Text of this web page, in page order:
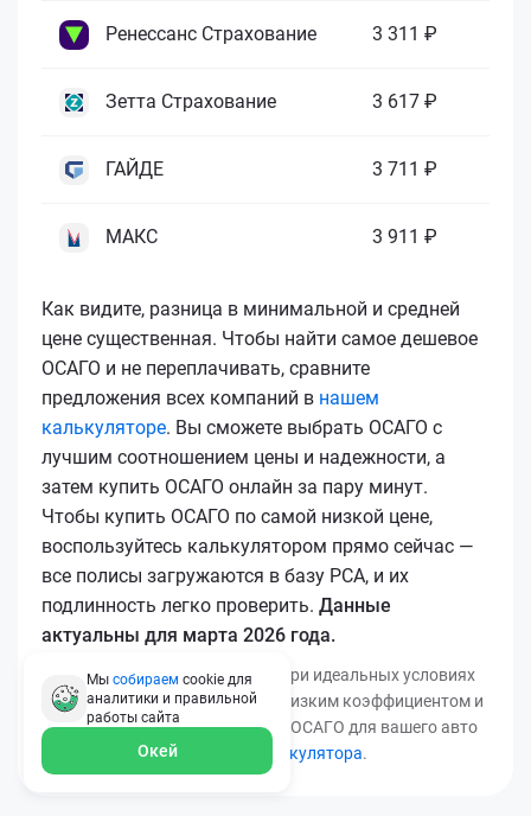
Ренессанс Страхование 3 311 ₽
Зетта Страхование 3 617 ₽
ГАЙДЕ 3 711 ₽
МАКС 3 911 ₽
Как видите, разница в минимальной и средней
цене существенная. Чтобы найти самое дешевое
ОСАГО и не переплачивать, сравните
предложения всех компаний в нашем
калькуляторе. Вы сможете выбрать ОСАГО с
лучшим соотношением цены и надежности, а
затем купить ОСАГО онлайн за пару минут.
Чтобы купить ОСАГО по самой низкой цене,
воспользуйтесь калькулятором прямо сейчас —
все полисы загружаются в базу РСА, и их
подлинность легко проверить. Данные
актуальны для марта 2026 года.
*Минимальная цена получена при идеальных условиях
(безаварийный стаж, регион с низким коэффициентом и
т.д.). Узнать точную стоимость ОСАГО для вашего авто
можно с помощью
нашего калькулятора.
Мы собираем cookie для
аналитики и правильной
работы сайта
Окей